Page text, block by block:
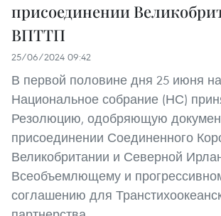
присоединении
ВПТТП
25/06/2024 09:42
В первой половине дня 25 июня
Национальное собрание (НС)
Резолюцию, одобряющую
присоединении Соединенного
Великобритании и Северной
Всеобъемлющему и
соглашению для